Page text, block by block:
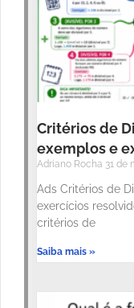
Critérios de
exemplos e
Adriano Rocha 31 de
Ads Critérios de
exercícios
critérios de
Saiba mais »